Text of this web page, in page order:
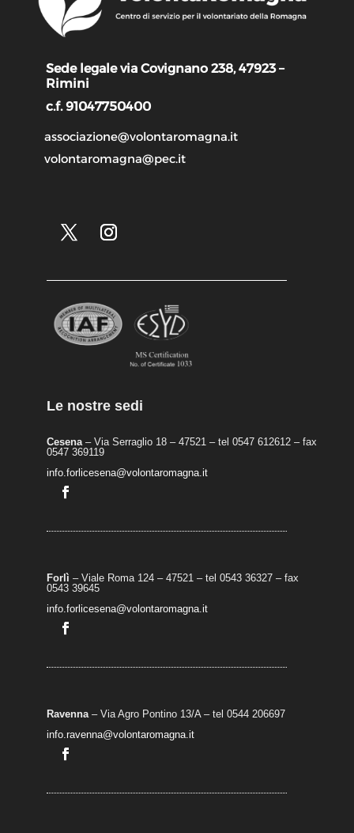
Sede legale via Covignano 238, 47923 –
Rimini
c.f. 91047750400
associazione@volontaromagna.it
volontaromagna@pec.it
Le nostre sedi
Cesena– Via Serraglio 18 – 47521 – tel 0547 612612 – fax
0547 369119
info.forlicesena@volontaromagna.it
Forlì – Viale Roma 124 – 47521 – tel 0543 36327 – fax
0543 39645
info.forlicesena@volontaromagna.it
Ravenna– Via Agro Pontino 13/A– tel 0544 206697
info.ravenna@volontaromagna.it